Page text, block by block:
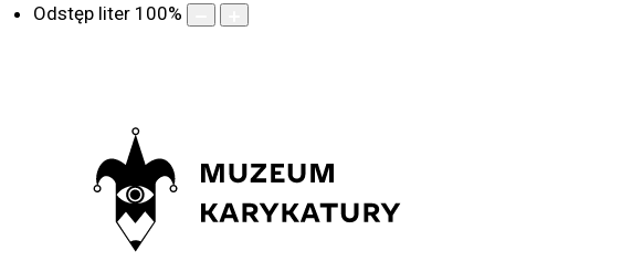
Odstęp liter 100%